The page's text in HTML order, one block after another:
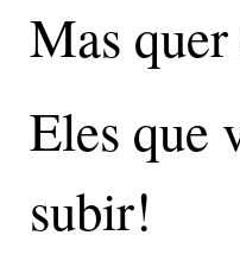
Mas quer
Eles que
subir!